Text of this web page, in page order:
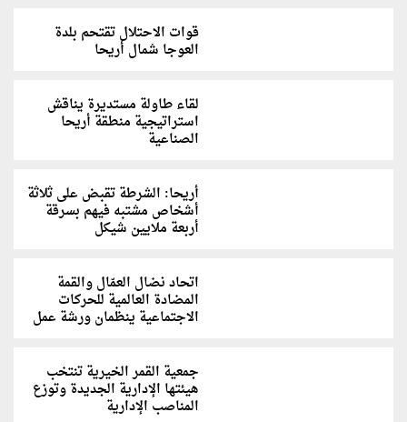
قوات الاحتلال تقتحم بلدة
العوجا شمال أريحا
لقاء طاولة مستديرة يناقش
استراتيجية منطقة أريحا
الصناعية
أريحا: الشرطة تقبض على ثلاثة
أشخاص مشتبه فيهم بسرقة
أربعة ملايين شيكل
اتحاد نضال العمّال والقمة
المضادة العالمية للحركات
الاجتماعية ينظمان ورشة عمل
جمعية القمر الخيرية تنتخب
هيئتها الإدارية الجديدة وتوزع
المناصب الإدارية